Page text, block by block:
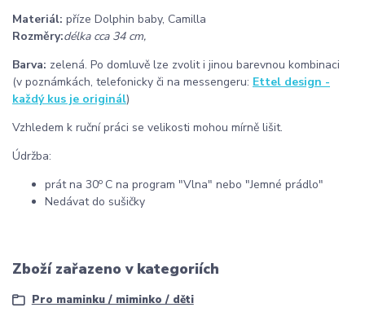
Materiál: příze Dolphin baby, Camilla
Rozměry:délka cca 34 cm,
Barva: zelená. Po domluvě lze zvolit i jinou barevnou kombinaci
(v poznámkách, telefonicky či na messengeru: Ettel design -
každý kus je originál)
Vzhledem k ruční práci se velikosti mohou mírně lišit.
Údržba:
prát na 30o C na program "Vlna" nebo "Jemné prádlo"
Nedávat do sušičky
Zboží zařazeno v kategoriích
Pro maminku / miminko / děti